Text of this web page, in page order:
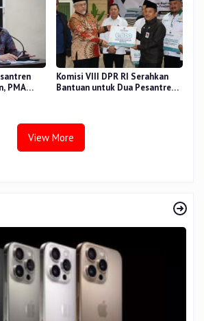
PMA
Komisi VIII DPR RI Serahkan
Bantuan untuk Dua Pesantren
View More